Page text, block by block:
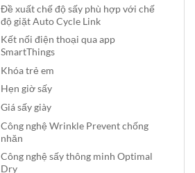
Đề xuất chế độ sấy phù hợp với chế
độ giặt Auto Cycle Link
Kết nối điện thoại qua app
SmartThings
Khóa trẻ em
Hẹn giờ sấy
Giá sấy giày
Công nghệ Wrinkle Prevent chống
nhăn
Công nghệ sấy thông minh Optimal
Dry